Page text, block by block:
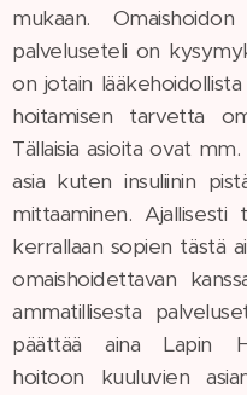
mukaan.
palveluseteli on
on jotain
hoitamisen tarvetta
Tällaisia asioita ovat
asia kuten insuliinin
mittaaminen. Ajallisesti
kerrallaan sopien tästä
omaishoidettavan
ammatillisesta
päättää aina Lapin
hoitoon kuuluvien